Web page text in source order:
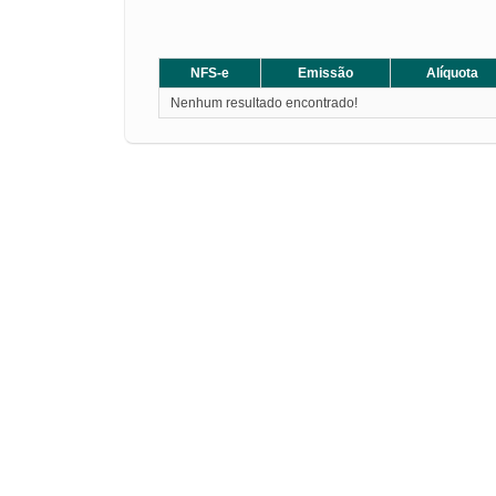
NFS-e Emissão Alíquota
Nenhum resultado encontrado!